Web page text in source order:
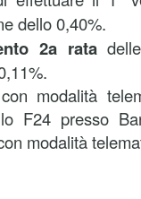
dello 0,40%.
2a rata
con modalità
F24 presso
modalità